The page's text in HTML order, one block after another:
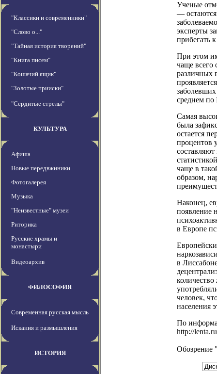
"Классики и современники"
"Слово о..."
"Тайная история творений"
"Книга писем"
"Кошачий ящик"
"Золотые прииски"
"Сердитые стрелы"
КУЛЬТУРА
Афиша
Новые передвжиники
Фотогалерея
Музыка
"Неизвестные" музеи
Риторика
Русские храмы и
монастыри
Видеоархив
ФИЛОСОФИЯ
Современная русская мысль
Искания и размышления
ИСТОРИЯ
Ученые
— остаются
эксперты
прибегать
При этом
чаще всего
различных
среднем по
Самая
была
остается
процентов
чаще в
образом,
Наконец,
появление
в Европе
в
человек,
населения
По
http://
Обозрение